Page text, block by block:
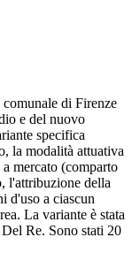
di Firenze
e del nuovo
specifica
la modalità attuativa
mercato (comparto
l'attribuzione della
d'uso a ciascun
La variante è stata
Re. Sono stati 20